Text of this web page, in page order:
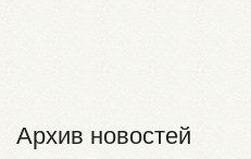
Архив новостей